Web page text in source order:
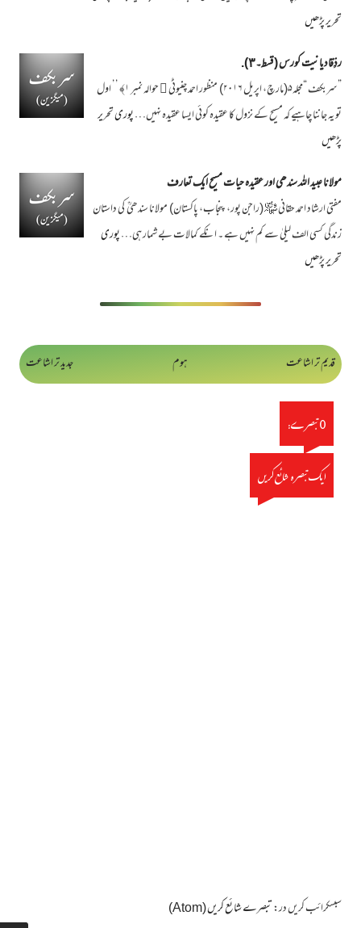
تحریر پڑھیں
ردِّقادیانیت کورس ( قسط۔٣).
”سربکف “مجلہ۵(مارچ، اپریل ۲۰۱۶) منظور احمد چنیوٹی ﷫ حوالہ نمبر ۱﴾ ’’ اول
تو یہ جاننا چاہیے کہ مسیح کے نزول کا عقیدہ کوئی ایسا عقیدہ نہیں…پوری تحریر
پڑھیں
مولانا عبید اللہ سندھی اور عقیدہ حیات مسیح ایک تعارف
مفتی ارشاد احمد حقانی ﷾ (راجن پور، پنجاب، پاکستان) مولانا سندھیؒ کی داستان
زندگی کسی الف لیلیٰ سے کم نہیں ہے ۔ انکے کمالات بے شمار ہی…پوری
تحریر پڑھیں
جدید تر اشاعت قدیم تر اشاعت ہوم
0 تبصرے:
ایک تبصرہ شائع کریں
سبسکرائب کریں در:تبصرے شائع کریں (Atom)